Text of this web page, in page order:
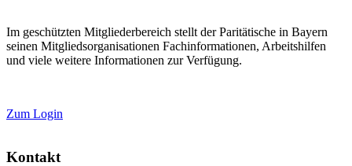
Im geschützten Mitgliederbereich stellt der Paritätische in Bayern
seinen Mitgliedsorganisationen Fachinformationen, Arbeitshilfen
und viele weitere Informationen zur Verfügung.
Zum Login
Kontakt